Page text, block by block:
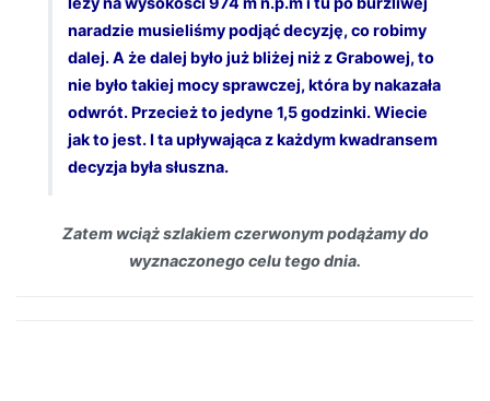
naradzie musieliśmy podjąć decyzję, co robimy
dalej. A że dalej było już bliżej niż z Grabowej, to
nie było takiej mocy sprawczej, która by nakazała
odwrót. Przecież to jedyne 1,5 godzinki. Wiecie
jak to jest. I ta upływająca z każdym kwadransem
decyzja była słuszna.
Zatem wciąż szlakiem czerwonym podążamy do
wyznaczonego celu tego dnia.